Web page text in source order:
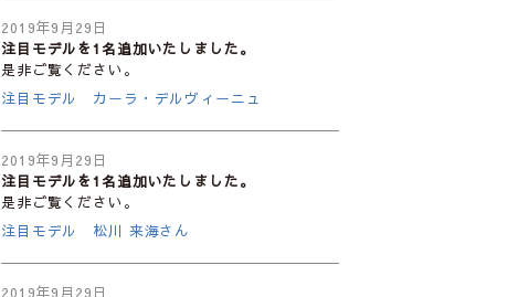
2019年9月29日
注目モデルを1名追加いたしました。
是非ご覧ください。
注目モデル カーラ・デルヴィーニュ
2019年9月29日
注目モデルを1名追加いたしました。
是非ご覧ください。
注目モデル 松川 来海さん
2019年9月29日